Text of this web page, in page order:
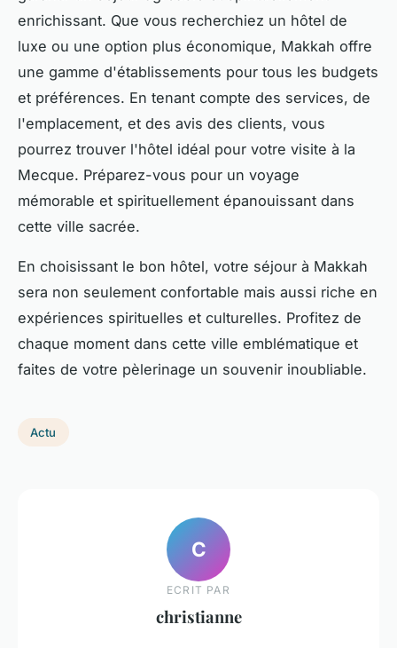
enrichissant. Que vous recherchiez un hôtel de
luxe ou une option plus économique, Makkah offre
une gamme d'établissements pour tous les budgets
et préférences. En tenant compte des services, de
l'emplacement, et des avis des clients, vous
pourrez trouver l'hôtel idéal pour votre visite à la
Mecque. Préparez-vous pour un voyage
mémorable et spirituellement épanouissant dans
cette ville sacrée.
En choisissant le bon hôtel, votre séjour à Makkah
sera non seulement confortable mais aussi riche en
expériences spirituelles et culturelles. Profitez de
chaque moment dans cette ville emblématique et
faites de votre pèlerinage un souvenir inoubliable.
Actu
C
ECRIT PAR
christianne